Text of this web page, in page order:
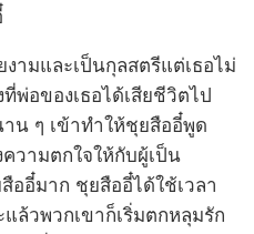
ามและเป็นกุลสตรีแต่เธอไม่
พ่อของเธอได้เสียชีวิตไป
น ๆ เข้าทำให้ชุยสืออี๋พูด
ความตกใจให้กับผู้เป็น
ออี๋มาก ชุยสืออี๋ได้ใช้เวลา
ล้วพวกเขาก็เริ่มตกหลุมรัก